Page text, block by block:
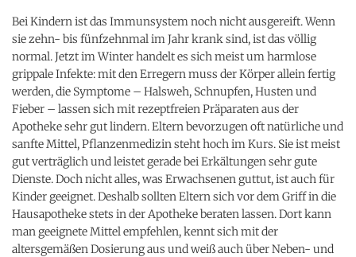
Bei Kindern ist das Immunsystem noch nicht ausgereift. Wenn
sie zehn- bis fünfzehnmal im Jahr krank sind, ist das völlig
normal. Jetzt im Winter handelt es sich meist um harmlose
grippale Infekte: mit den Erregern muss der Körper allein fertig
werden, die Symptome – Halsweh, Schnupfen, Husten und
Fieber – lassen sich mit rezeptfreien Präparaten aus der
Apotheke sehr gut lindern. Eltern bevorzugen oft natürliche und
sanfte Mittel, Pflanzenmedizin steht hoch im Kurs. Sie ist meist
gut verträglich und leistet gerade bei Erkältungen sehr gute
Dienste. Doch nicht alles, was Erwachsenen guttut, ist auch für
Kinder geeignet. Deshalb sollten Eltern sich vor dem Griff in die
Hausapotheke stets in der Apotheke beraten lassen. Dort kann
man geeignete Mittel empfehlen, kennt sich mit der
altersgemäßen Dosierung aus und weiß auch über Neben- und